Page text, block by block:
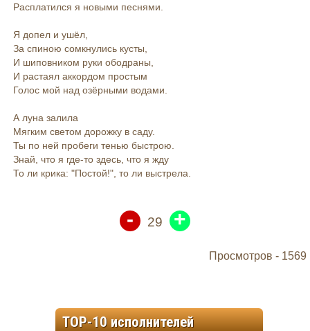
Расплатился я новыми песнями.
Я допел и ушёл,
За спиною сомкнулись кусты,
И шиповником руки ободраны,
И растаял аккордом простым
Голос мой над озёрными водами.
А луна залила
Мягким светом дорожку в саду.
Ты по ней пробеги тенью быстрою.
Знай, что я где-то здесь, что я жду
То ли крика: "Постой!", то ли выстрела.
- 29 +
Просмотров - 1569
TOP-10 исполнителей